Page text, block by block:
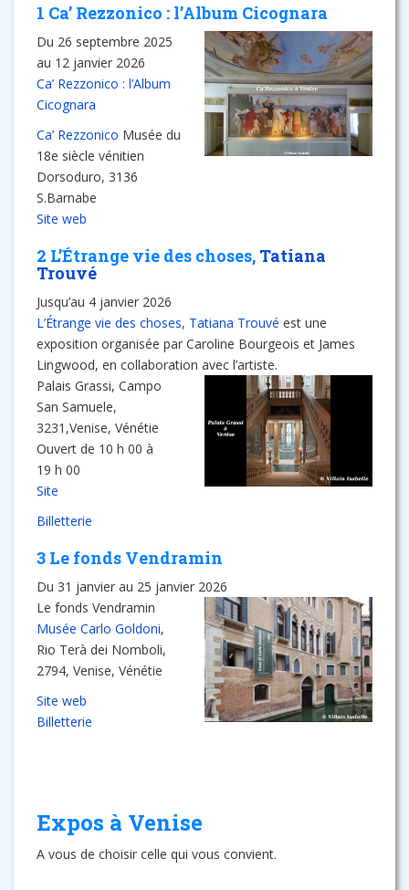
1 Ca’ Rezzonico : l’Album Cicognara
Du 26 septembre 2025
au 12 janvier 2026
Ca’ Rezzonico : l’Album
Cicognara
Ca’ Rezzonico Musée du
18e siècle vénitien
Dorsoduro, 3136
S.Barnabe
Site web
2 L’Étrange vie des choses, Tatiana
Trouvé
Jusqu’au 4 janvier 2026
L’Étrange vie des choses, Tatiana Trouvé est une
exposition organisée par Caroline Bourgeois et James
Lingwood, en collaboration avec l’artiste.
Palais Grassi, Campo
San Samuele,
3231,Venise, Vénétie
Ouvert de 10 h 00 à
19 h 00
Site
Billetterie
3 Le fonds Vendramin
Du 31 janvier au 25 janvier 2026
Le fonds Vendramin
Musée Carlo Goldoni,
Rio Terà dei Nomboli,
2794, Venise, Vénétie
Site web
Billetterie
Expos à Venise
A vous de choisir celle qui vous convient.